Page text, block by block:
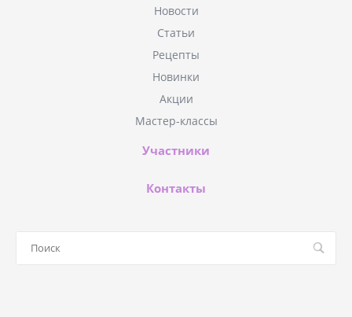
Новости
Статьи
Рецепты
Новинки
Акции
Мастер-классы
Участники
Контакты